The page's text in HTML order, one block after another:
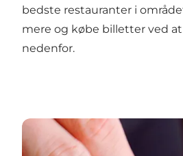
bedste restauranter i
mere og købe billetter ved
nedenfor.
Gastronomisk tur langs